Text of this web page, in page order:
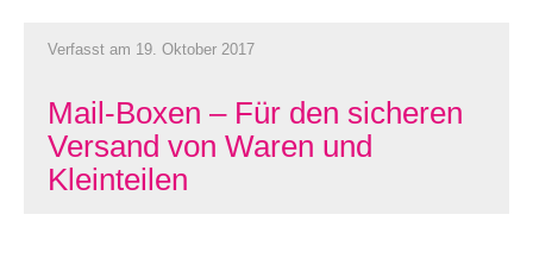
Verfasst am 19. Oktober 2017
Mail-Boxen – Für den sicheren
Versand von Waren und
Kleinteilen